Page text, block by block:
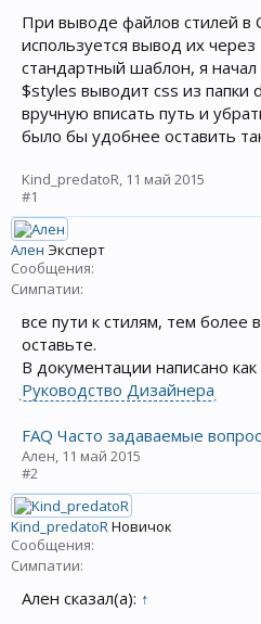
При выводе файлов стилей
используется вывод их через
стандартный шаблон, я
$styles выводит css из папки
вручную вписать путь и
было бы удобнее оставить
Kind_predatoR, 11 май 2015
#1
Ален Эксперт
Сообщения:
Симпатии:
все пути к стилям, тем более
оставьте.
В документации написано
Руководство Дизайнера
FAQ Часто задаваемые
Ален, 11 май 2015
#2
Kind_predatoRНовичок
Сообщения:
Симпатии:
Ален сказал(а): ↑